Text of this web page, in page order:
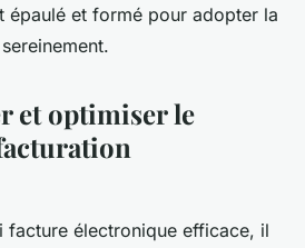
épaulé et formé pour adopter la
et optimiser le
facture électronique efficace, il